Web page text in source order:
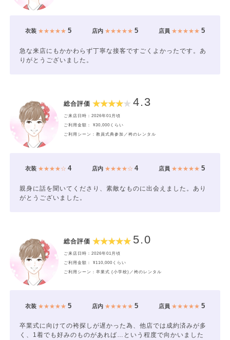
衣装★★★★★ 5 店内★★★★★ 5 店員 ★★★★★5
急な来店にもかかわらず丁寧な接客ですごくよかったです。あ
りがとうございました。
総合評価 4.3
ご来店日時：2026年01月頃
ご利用金額： ¥30,000くらい
ご利用シーン：教員式典参加／袴のレンタル
衣装★★★★☆ 4 店内★★★★☆ 4 店員 ★★★★★5
親身に話を聞いてくださり、素敵なものに出会えました。あり
がとうございました。
総合評価 5.0
ご来店日時：2026年01月頃
ご利用金額： ¥110,000くらい
ご利用シーン：卒業式 (小学校)／袴のレンタル
衣装★★★★★ 5 店内★★★★★ 5 店員 ★★★★★5
卒業式に向けての袴探しが遅かった為、他店では成約済みが多
く、1着でも好みのものがあれば…という程度で向かいました